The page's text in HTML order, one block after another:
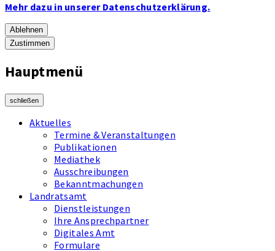
Mehr dazu in unserer Datenschutzerklärung.
Ablehnen
Zustimmen
Hauptmenü
schließen
Aktuelles
Termine & Veranstaltungen
Publikationen
Mediathek
Ausschreibungen
Bekanntmachungen
Landratsamt
Dienstleistungen
Ihre Ansprechpartner
Digitales Amt
Formulare